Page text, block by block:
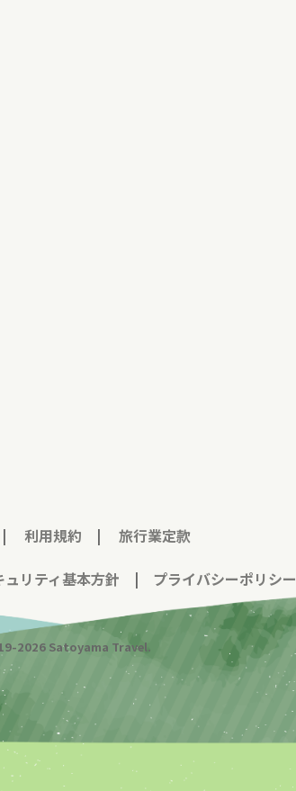
利用規約 | 旅行業定款
リティ基本方針 | プライバシーポリシー
2026 Satoyama Travel.